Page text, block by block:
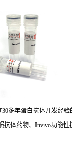
30多年蛋白抗体开发经
抗体药物、Invivo功能